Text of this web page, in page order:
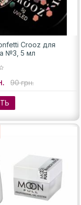
Crooz для
№3, 5 мл
90 грн.